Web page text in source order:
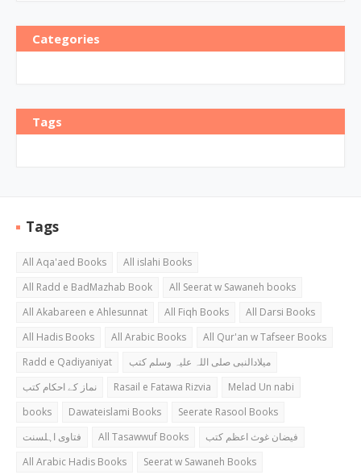
Categories
Tags
Tags
All Aqa'aed Books
All islahi Books
All Radd e BadMazhab Book
All Seerat w Sawaneh books
All Akabareen e Ahlesunnat
All Fiqh Books
All Darsi Books
All Hadis Books
All Arabic Books
All Qur'an w Tafseer Books
Radd e Qadiyaniyat
میلادالنبی صلی اللہ علیہ وسلم کتب
نماز کے احکام کتب
Rasail e Fatawa Rizvia
Melad Un nabi
books
Dawateislami Books
Seerate Rasool Books
فتاوی اہلسنت
All Tasawwuf Books
فیضان غوث اعظم کتب
All Arabic Hadis Books
Seerat w Sawaneh Books